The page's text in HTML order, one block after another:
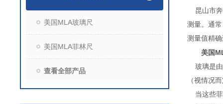
美国MLA玻璃尺
美国MLA菲林尺
查看全部产品
昆山市奔
测量。通
测量值
美国
玻璃是由
（视情况
当这些菲